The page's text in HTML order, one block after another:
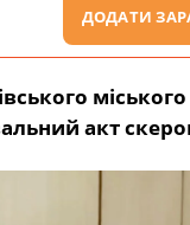
ДОДАТИ
акт